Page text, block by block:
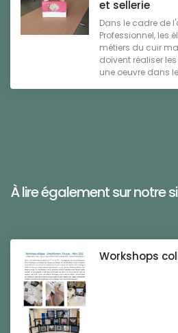
et sellerie
Dans le cadre de
Professionnel, les
métiers du cuir
doivent réaliser
une oeuvre dans
À lire également sur notre
Workshops